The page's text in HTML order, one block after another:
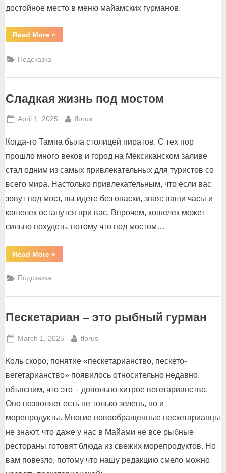
достойное место в меню майамских гурманов.
Read More“Так
таки
»
Подсказка
Сладкая жизнь под мостом
Posted
April 1, 2025 By
florus
Когда-то Тампа была столицей пиратов. С тех пор
прошло много веков и город на Мексиканском заливе
стал одним из самых привлекательных для туристов со
всего мира. Настолько привлекательным, что если вас
зовут под мост, вы идете без опаски, зная: ваши часы и
кошелек останутся при вас. Впрочем, кошелек может
сильно похудеть, потому что под мостом…
Read More“Сладкая
жизнь
»
Подсказка
Пескетариан – это рыбный гурман
Posted
March 1, 2025 By
florus
Коль скоро, понятие «пескетарианство, пескето-
вегетарианство» появилось относительно недавно,
объясним, что это – довольно хитрое вегетарианство.
Оно позволяет есть не только зелень, но и
морепродукты. Многие новообращенные пескетарианцы
не знают, что даже у нас в Майами не все рыбные
рестораны готовят блюда из свежих морепродуктов. Но
вам повезло, потому что нашу редакцию смело можно